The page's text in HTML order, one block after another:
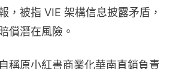
，被指 VIE 架構信息披露矛盾，
償潛在風險。
稱原小紅書商業化華南直銷負責